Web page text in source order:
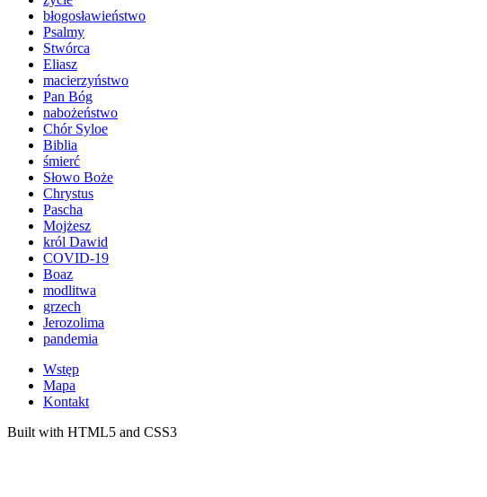
błogosławieństwo
Psalmy
Stwórca
Eliasz
macierzyństwo
Pan Bóg
nabożeństwo
Chór Syloe
Biblia
śmierć
Słowo Boże
Chrystus
Pascha
Mojżesz
król Dawid
COVID-19
Boaz
modlitwa
grzech
Jerozolima
pandemia
Wstęp
Mapa
Kontakt
Built with HTML5 and CSS3